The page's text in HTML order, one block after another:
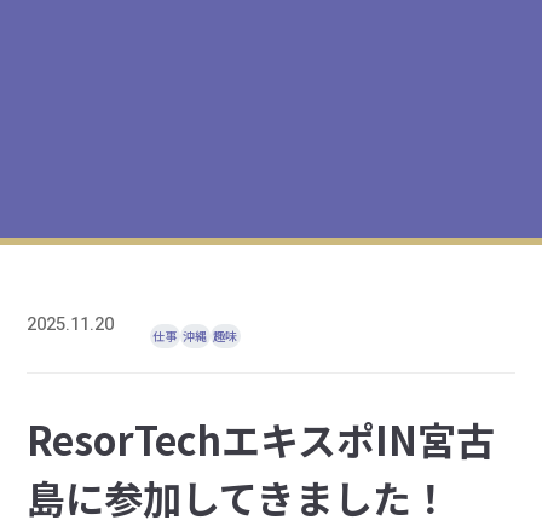
2025.11.20 仕事 沖縄 趣味
ResorTechエキスポIN宮古
島に参加してきました！